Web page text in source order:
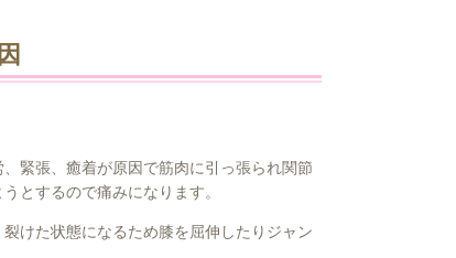
緊張、癒着が原因で筋肉に引っ張られ関節
とするので痛みになります。
けた状態になるため膝を屈伸したりジャン